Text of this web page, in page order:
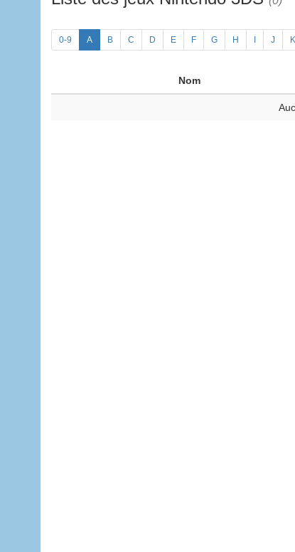
0-9 A B C D E F G H J K
Nom